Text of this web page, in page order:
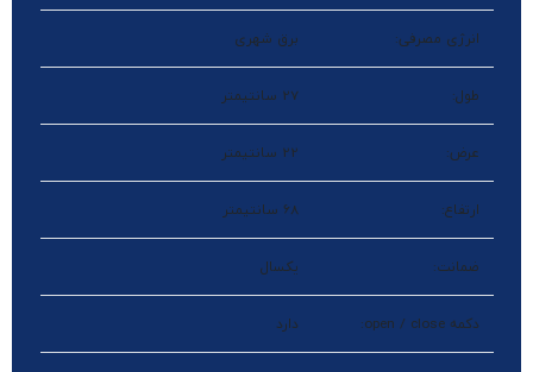
انرژی مصرفی: برق شهری
طول: 27 سانتیمتر
عرض: 22 سانتیمتر
ارتفاع: 68 سانتیمتر
ضمانت: یکسال
دکمه open / close: دارد